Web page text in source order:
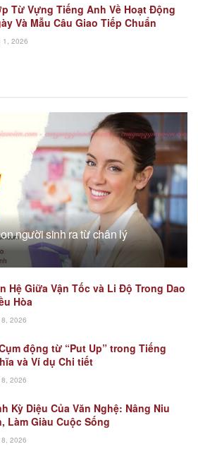
Từ Vựng Tiếng Anh Về Hoạt Động
Và Mẫu Câu Giao Tiếp Chuẩn
1, 2026
người sinh ra từ chân lý
Hệ Giữa Vận Tốc và Li Độ Trong Dao
Hòa
2026
động từ “Put Up” trong Tiếng
và Ví dụ Chi tiết
2026
Kỳ Diệu Của Văn Nghệ: Nâng Niu
Làm Giàu Cuộc Sống
2026